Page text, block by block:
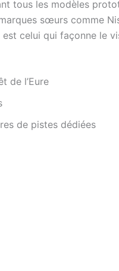
tous les modèles
sœurs comme
celui qui façonne le
de l’Eure
de pistes dédiées